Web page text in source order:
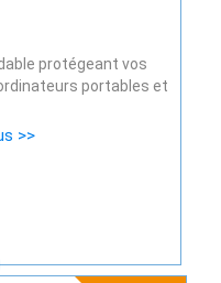
protégeant vos
portables et
>>